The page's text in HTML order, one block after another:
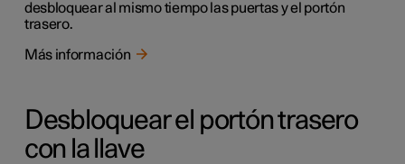
desbloquear al mismo tiempo las puertas y el portón
trasero.
Más información
Desbloquear el portón trasero
con la llave